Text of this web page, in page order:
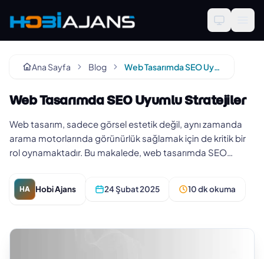
Ana Sayfa Blog Web Tasarımda SEO Uyumlu Stratejiler
Web Tasarımda SEO Uyumlu Stratejiler
Web tasarım, sadece görsel estetik değil, aynı zamanda
arama motorlarında görünürlük sağlamak için de kritik bir
rol oynamaktadır. Bu makalede, web tasarımda SEO
HA Hobi Ajans 24 Şubat 2025 10 dk okuma